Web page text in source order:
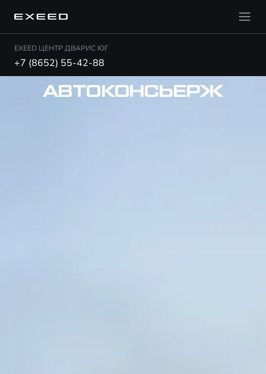
EXEED ЦЕНТР ДВАРИС ЮГ
+7 (8652) 55-42-88
АВТОКОНСЬЕРЖ